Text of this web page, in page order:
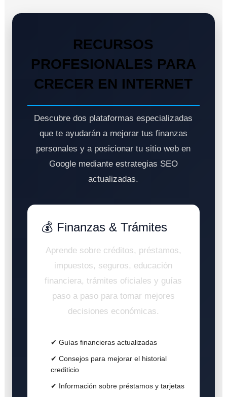
RECURSOS
PROFESIONALES PARA
CRECER EN INTERNET
Descubre dos plataformas especializadas
que te ayudarán a mejorar tus finanzas
personales y a posicionar tu sitio web en
Google mediante estrategias SEO
actualizadas.
💰 Finanzas & Trámites
Aprende sobre créditos, préstamos,
impuestos, seguros, educación
financiera, trámites oficiales y guías
paso a paso para tomar mejores
decisiones económicas.
✔ Guías financieras actualizadas
✔ Consejos para mejorar el historial
crediticio
✔ Información sobre préstamos y tarjetas